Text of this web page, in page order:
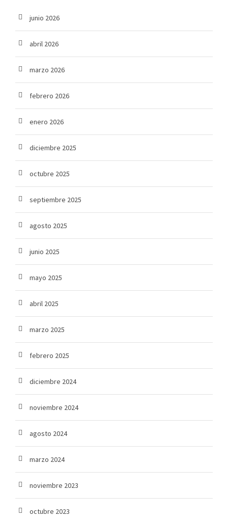
junio 2026
abril 2026
marzo 2026
febrero 2026
enero 2026
diciembre 2025
octubre 2025
septiembre 2025
agosto 2025
junio 2025
mayo 2025
abril 2025
marzo 2025
febrero 2025
diciembre 2024
noviembre 2024
agosto 2024
marzo 2024
noviembre 2023
octubre 2023